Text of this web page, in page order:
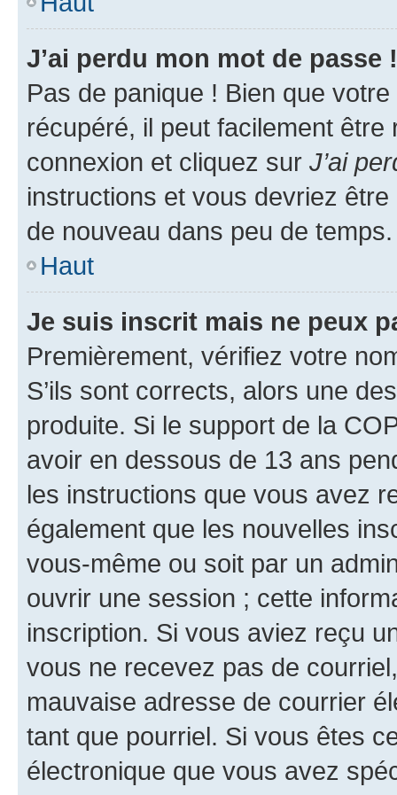
J’ai perdu mon mot de passe !
Pas de panique ! Bien que
récupéré, il peut facilement
connexion et cliquez sur J’ai
instructions et vous devriez
de nouveau dans peu de temps.
Haut
Je suis inscrit mais ne peux
Premièrement, vérifiez votre
S’ils sont corrects, alors une
produite. Si le support de la
avoir en dessous de 13 ans
les instructions que vous avez
également que les nouvelles
vous-même ou soit par un
ouvrir une session ; cette
inscription. Si vous aviez reçu
vous ne recevez pas de
mauvaise adresse de courrier
tant que pourriel. Si vous êtes
électronique que vous avez